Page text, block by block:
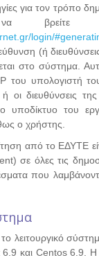
για τον τρόπο
να βρείτε
login/
(ή
στο σύστημα.
του υπολογιστή
οι διευθύνσεις
υποδίκτυο του
ο χρήστης.
από το ΕΔΥΤΕ
σε όλες τις
που
λειτουργικό
και Centos 6.9. Η